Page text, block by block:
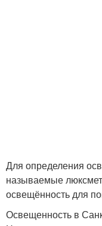
Для определения
называемые
освещённость для
Освещенность в